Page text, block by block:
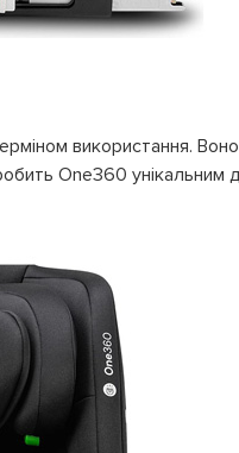
використання.
One360 унікальним